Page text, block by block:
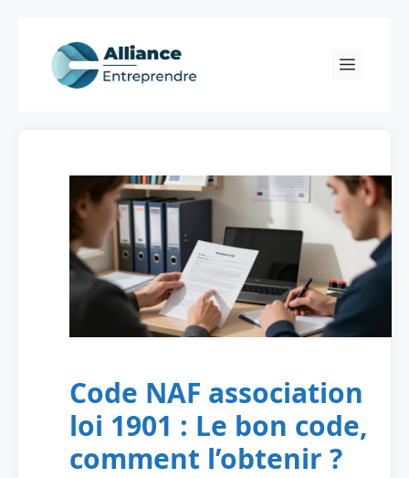
content
Menu
Code NAF association
loi 1901 : Le bon code,
comment l’obtenir ?